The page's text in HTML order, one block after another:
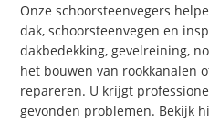
Onze schoorsteenvegers
dak, schoorsteenvegen en
dakbedekking, gevelreining,
het bouwen van rookkanalen
repareren. U krijgt
gevonden problemen. Bekijk